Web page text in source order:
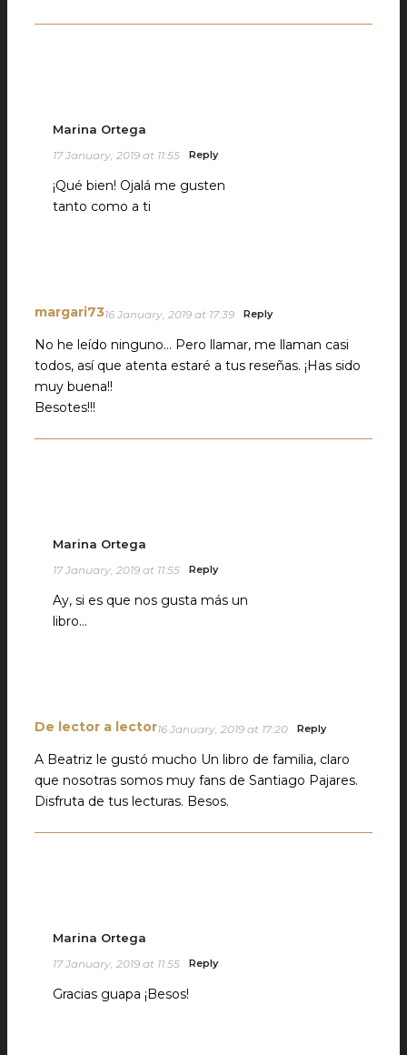
Marina Ortega
17 January, 2019 at 11:55 Reply
¡Qué bien! Ojalá me gusten
tanto como a ti
margari7316 January, 2019 at 17:39 Reply
No he leído ninguno… Pero llamar, me llaman casi
todos, así que atenta estaré a tus reseñas. ¡Has sido
muy buena!!
Besotes!!!
Marina Ortega
17 January, 2019 at 11:55 Reply
Ay, si es que nos gusta más un
libro…
De lector a lector16 January, 2019 at 17:20 Reply
A Beatriz le gustó mucho Un libro de familia, claro
que nosotras somos muy fans de Santiago Pajares.
Disfruta de tus lecturas. Besos.
Marina Ortega
17 January, 2019 at 11:55 Reply
Gracias guapa ¡Besos!